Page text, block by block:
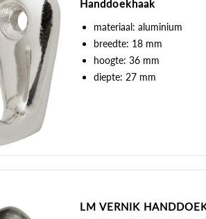
Handdoekhaak
materiaal: aluminium
breedte: 18 mm
hoogte: 36 mm
diepte: 27 mm
LM VERNIK